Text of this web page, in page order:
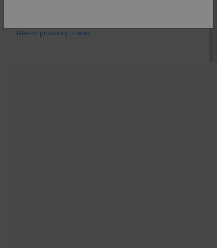
Nahlásit podezřelý inzerát